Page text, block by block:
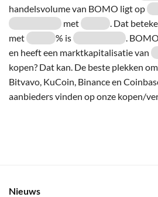
handelsvolume van BOMO ligt op
met
. Dat
met
% is
.
en heeft een marktkapitalisatie van
kopen? Dat kan. De beste plekken
Bitvavo, KuCoin, Binance en
aanbieders vinden op onze kopen/
Nieuws